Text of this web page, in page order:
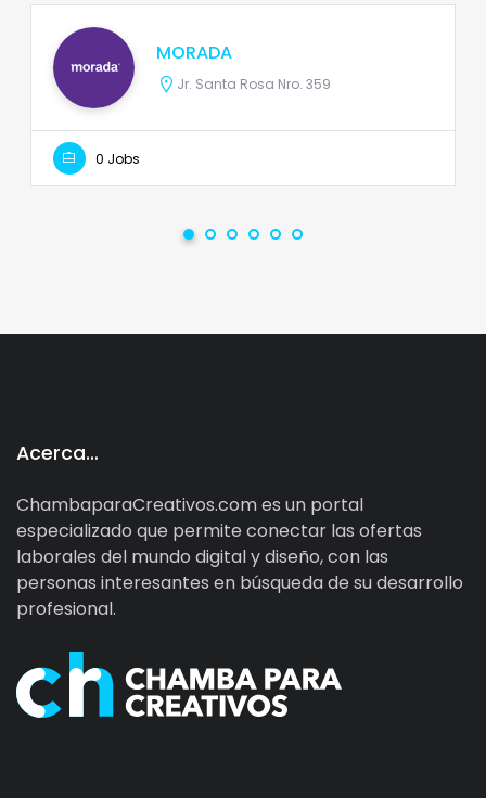
MORADA
Jr. Santa Rosa Nro. 359
0 Jobs
Acerca…
ChambaparaCreativos.com es un portal
especializado que permite conectar las ofertas
laborales del mundo digital y diseño, con las
personas interesantes en búsqueda de su desarrollo
profesional.